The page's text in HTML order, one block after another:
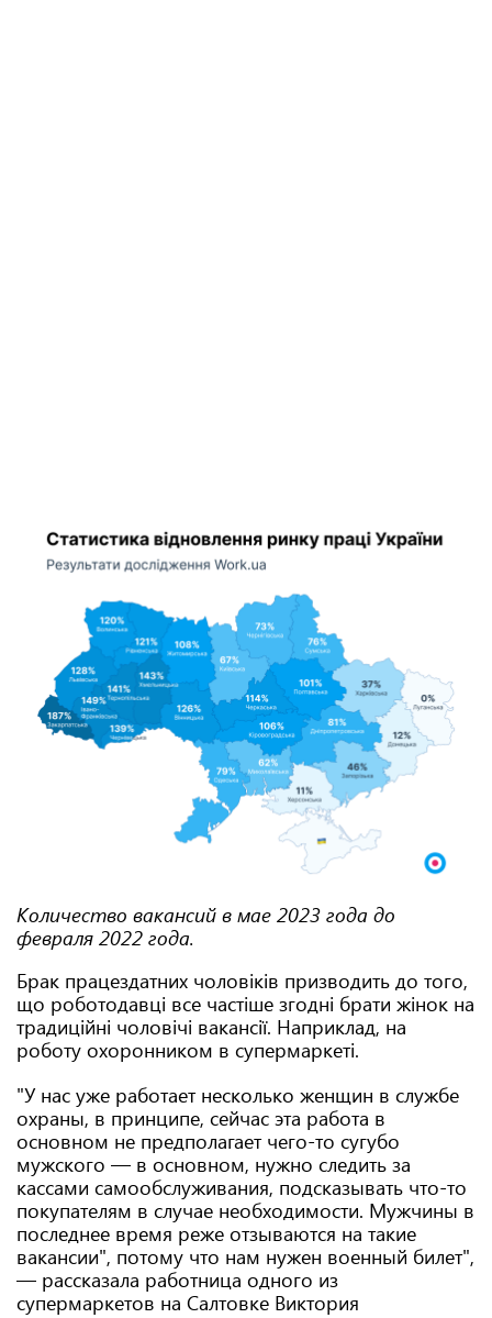
Количество вакансий в мае 2023 года до
февраля 2022 года.
Брак працездатних чоловіків призводить до того,
що роботодавці все частіше згодні брати жінок на
традиційні чоловічі вакансії. Наприклад, на
роботу охоронником в супермаркеті.
"У нас уже работает несколько женщин в службе
охраны, в принципе, сейчас эта работа в
основном не предполагает чего-то сугубо
мужского — в основном, нужно следить за
кассами самообслуживания, подсказывать что-то
покупателям в случае необходимости. Мужчины в
последнее время реже отзываются на такие
вакансии", потому что нам нужен военный билет",
— рассказала работница одного из
супермаркетов на Салтовке Виктория